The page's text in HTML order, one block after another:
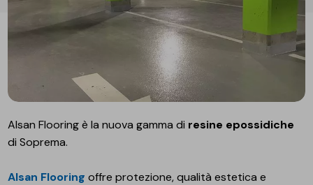
Alsan Flooring è la nuova gamma di resine epossidiche
di Soprema.
Alsan Flooring offre protezione, qualità estetica e